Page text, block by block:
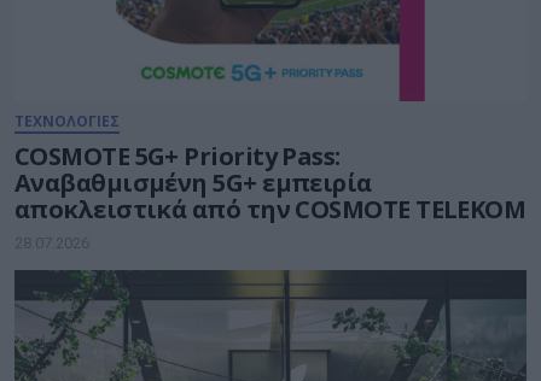
ΤΕΧΝΟΛΟΓΙΕΣ
COSMOTE 5G+ Priority Pass:
Αναβαθμισμένη 5G+ εμπειρία
αποκλειστικά από την COSMOTE TELEKOM
28.07.2026